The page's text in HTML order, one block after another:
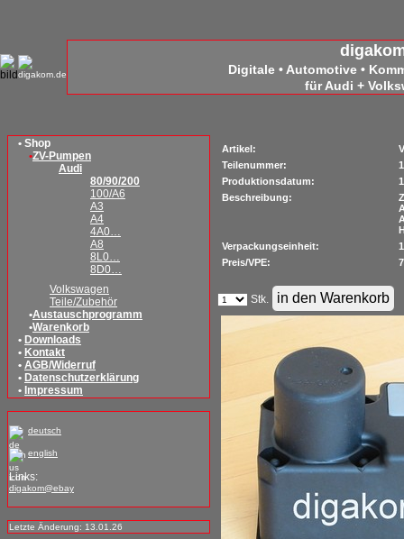
Digitale • Automotive •
für Audi +
• Shop
•ZV-Pumpen
Audi
80/90/200
100/A6
A3
A4
4A0…
A8
8L0…
8D0…
Volkswagen
Teile/Zubehör
•Austauschprogramm
•Warenkorb
• Downloads
• Kontakt
• AGB/Widerruf
• Datenschutzerklärung
• Impressum
deutsch
english
Links:
digakom@ebay
Letzte Änderung: 13.01.26
Artikel:
Teilenummer:
Produktionsdatum:
Beschreibung:
Verpackungseinheit:
Preis/VPE:
Stk.